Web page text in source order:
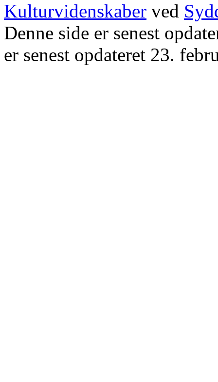
Kulturvidenskaber ved
Denne side er senest
er senest opdateret 23.